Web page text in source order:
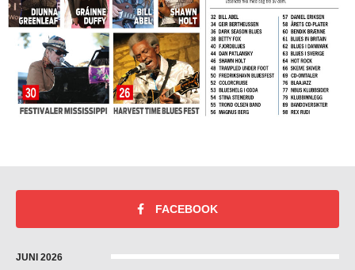
FACEBOOK
JUNI 2026